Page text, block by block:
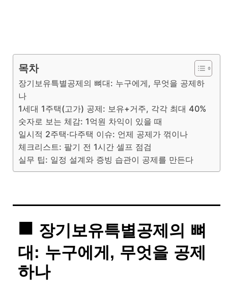
목차
장기보유특별공제의 뼈대: 누구에게, 무엇을 공제하
나
1세대 1주택(고가) 공제: 보유+거주, 각각 최대 40%
숫자로 보는 체감: 1억원 차익이 있을 때
일시적 2주택·다주택 이슈: 언제 공제가 꺾이나
체크리스트: 팔기 전 1시간 셀프 점검
실무 팁: 일정 설계와 증빙 습관이 공제를 만든다
장기보유특별공제의 뼈
대: 누구에게, 무엇을 공제
하나